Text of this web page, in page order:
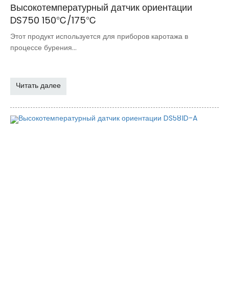
Высокотемпературный датчик ориентации
DS750 150℃/175℃
Этот продукт используется для приборов каротажа в
процессе бурения...
Читать далее